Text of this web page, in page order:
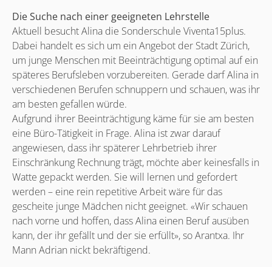
Die Suche nach einer geeigneten Lehrstelle
Aktuell besucht Alina die Sonderschule Viventa15plus.
Dabei handelt es sich um ein Angebot der Stadt Zürich,
um junge Menschen mit Beeinträchtigung optimal auf ein
späteres Berufsleben vorzubereiten. Gerade darf Alina in
verschiedenen Berufen schnuppern und schauen, was ihr
am besten gefallen würde.
Aufgrund ihrer Beeinträchtigung käme für sie am besten
eine Büro-Tätigkeit in Frage. Alina ist zwar darauf
angewiesen, dass ihr späterer Lehrbetrieb ihrer
Einschränkung Rechnung trägt, möchte aber keinesfalls in
Watte gepackt werden. Sie will lernen und gefordert
werden – eine rein repetitive Arbeit wäre für das
gescheite junge Mädchen nicht geeignet. «Wir schauen
nach vorne und hoffen, dass Alina einen Beruf ausüben
kann, der ihr gefällt und der sie erfüllt», so Arantxa. Ihr
Mann Adrian nickt bekräftigend.